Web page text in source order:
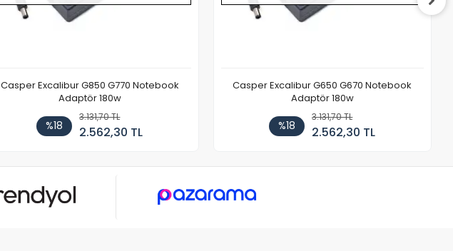
Casper Excalibur G850 G770 Notebook
Adaptör 180w
%18
3.131,70 TL
2.562,30 TL
Casper Excalibur G650 G670 Notebook
Adaptör 180w
%18
3.131,70 TL
2.562,30 TL